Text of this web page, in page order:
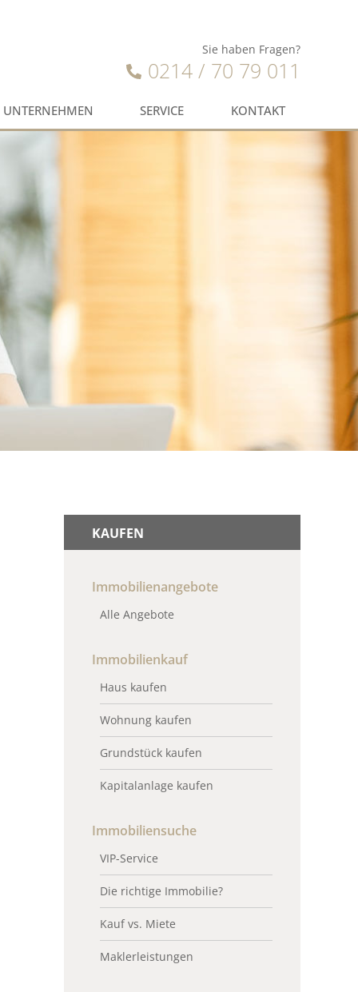
Sie haben Fragen?
0214 / 70 79 011
UNTERNEHMEN SERVICE KONTAKT
KAUFEN
Immobilienangebote
Alle Angebote
Immobilienkauf
Haus kaufen
Wohnung kaufen
Grundstück kaufen
Kapitalanlage kaufen
Immobiliensuche
VIP-Service
Die richtige Immobilie?
Kauf vs. Miete
Maklerleistungen